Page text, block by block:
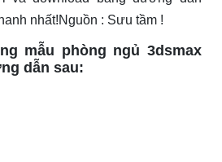
nhất!Nguồn : Sưu tầm !
mẫu phòng ngủ 3dsmax
dẫn sau: